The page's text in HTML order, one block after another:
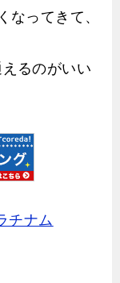
なってきて、
るのがいい
チナム